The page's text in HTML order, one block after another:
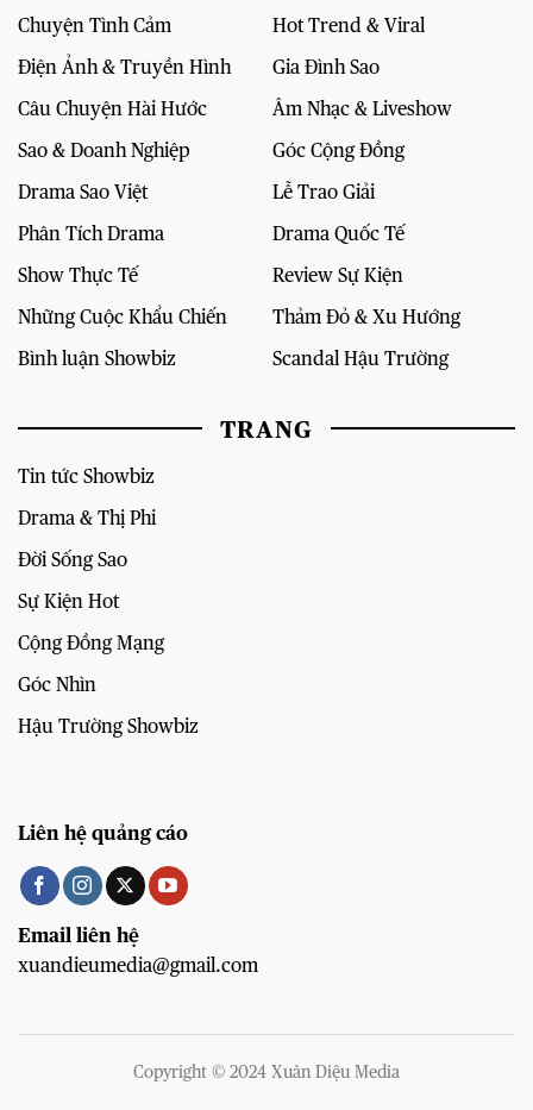
Chuyện Tình Cảm
Hot Trend & Viral
Điện Ảnh & Truyền Hình
Gia Đình Sao
Câu Chuyện Hài Hước
Âm Nhạc & Liveshow
Sao & Doanh Nghiệp
Góc Cộng Đồng
Drama Sao Việt
Lễ Trao Giải
Phân Tích Drama
Drama Quốc Tế
Show Thực Tế
Review Sự Kiện
Những Cuộc Khẩu Chiến
Thảm Đỏ & Xu Hướng
Bình luận Showbiz
Scandal Hậu Trường
TRANG
Tin tức Showbiz
Drama & Thị Phi
Đời Sống Sao
Sự Kiện Hot
Cộng Đồng Mạng
Góc Nhìn
Hậu Trường Showbiz
Liên hệ quảng cáo
Email liên hệ
xuandieumedia@gmail.com
Copyright © 2024 Xuân Diệu Media